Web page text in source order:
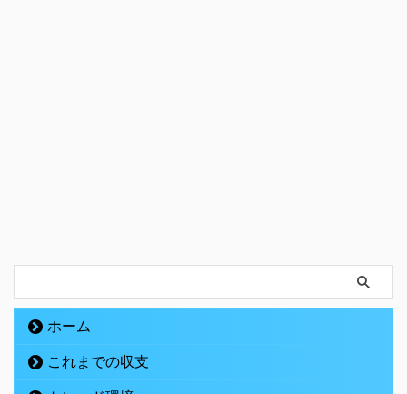
ホーム
これまでの収支